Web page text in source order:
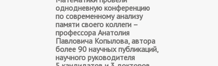
однодневную конференцию
по современному анализу
памяти своего коллеги –
профессора Анатолия
Павловича Копылова, автора
более 90 научных публикаций,
научного руководителя